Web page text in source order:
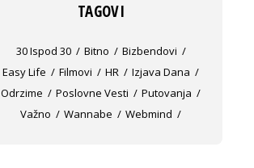
TAGOVI
30 Ispod 30 Bitno
Bizbendovi
Easy Life
Filmovi HR
Izjava Dana
Odrzime
Poslovne Vesti
Putovanja
Važno
Wannabe Webmind